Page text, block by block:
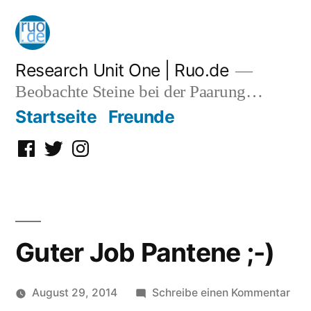
Zum
Inhalt
springen
Research Unit One | Ruo.de
Beobachte Steine bei der Paarung…
Startseite Freunde
Facebook
TwitterInstagram
Guter Job Pantene ;-)
August 29, 2014 Schreibe einen Kommentarzu